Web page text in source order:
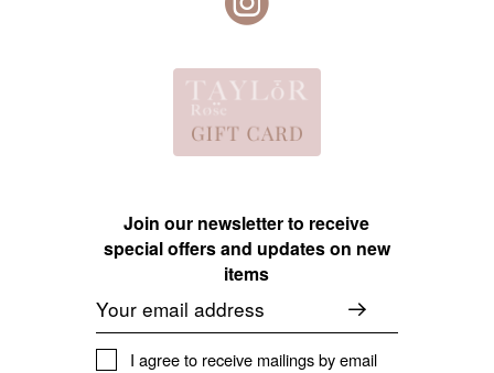
Join our newsletter to receive
special offers and updates on new
items
Email
I agree to receive mailings by email